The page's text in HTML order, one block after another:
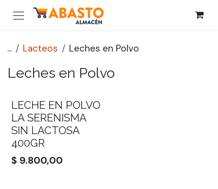
Ir al contenido
... Lacteos Leches en Polvo
Leches en Polvo
LECHE EN POLVO
LA SERENISMA
SIN LACTOSA
400GR
$ 9.800,00